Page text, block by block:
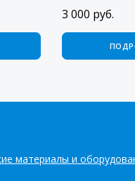
3 000 руб.